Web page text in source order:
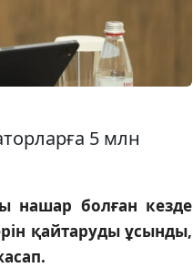
5 млн
нашар болған кезде
қайтаруды ұсынды,